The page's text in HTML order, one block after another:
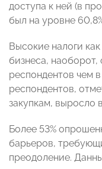
доступа к ней (в
был на уровне
Высокие налоги
бизнеса,
респондентов чем
респондентов,
закупкам, выросло
Более 53%
барьеров,
преодоление.